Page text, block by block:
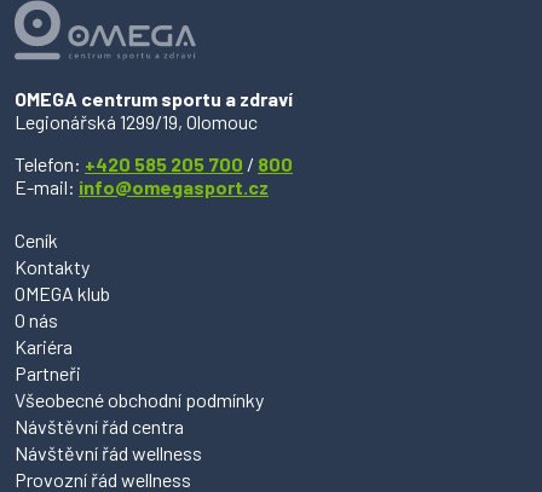
OMEGA centrum sportu a zdraví
Legionářská 1299/19, Olomouc
Telefon: +420 585 205 700 / 800
E-mail: info@omegasport.cz
Ceník
Kontakty
OMEGA klub
O nás
Kariéra
Partneři
Všeobecné obchodní podmínky
Návštěvní řád centra
Návštěvní řád wellness
Provozní řád wellness